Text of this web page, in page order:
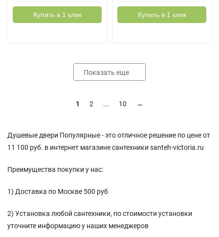
Купить в 1 клик Купить в 1 клик
Показать еще
1 2 ... 10 →
Душевые двери Популярные - это отличное решение по цене от
11 100 руб. в интернет магазине сантехники santeh-victoria.ru
Преимущества покупки у нас:
1) Доставка по Москве 500 руб
2) Установка любой сантехники, по стоимости установки
уточните информацию у наших менеджеров